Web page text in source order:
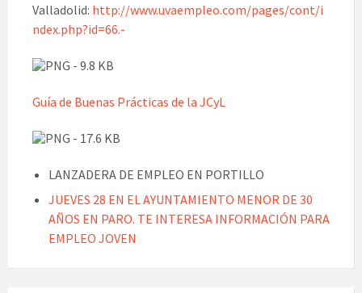
Valladolid: http://www.uvaempleo.com/pages/cont/i
ndex.php?id=66.-
Guía de Buenas Prácticas de la JCyL
LANZADERA DE EMPLEO EN PORTILLO
JUEVES 28 EN EL AYUNTAMIENTO MENOR DE 30
AÑOS EN PARO. TE INTERESA INFORMACIÓN PARA
EMPLEO JOVEN